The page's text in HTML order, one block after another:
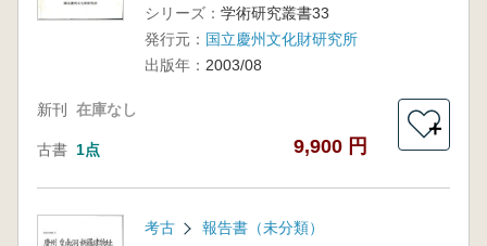
シリーズ： 学術研究叢書33
発行元： 国立慶州文化財研究所
出版年： 2003/08
新刊 在庫なし
古書 1点 9,900 円
＋
考古 報告書（未分類）